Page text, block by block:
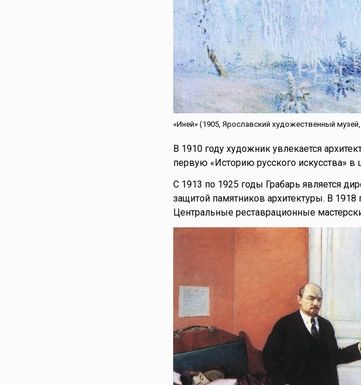
«Иней» (1905, Ярославский художественный
В 1910 году художник увлекается
первую «Историю русского искусства» в
С 1913 по 1925 годы Грабарь является
защитой памятников архитектуры. В
Центральные реставрационные